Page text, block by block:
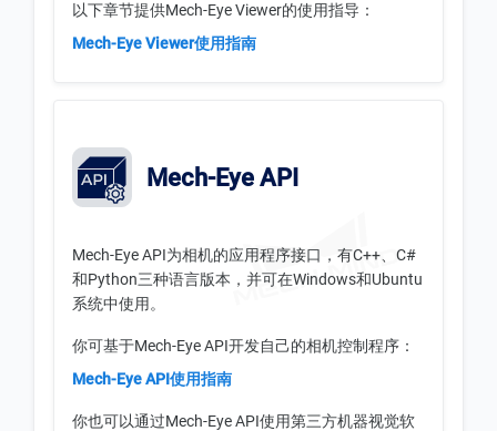
以下章节提供Mech-Eye Viewer的使用指导：
Mech-Eye Viewer使用指南
Mech-Eye API
Mech-Eye API为相机的应用程序接口，有C++、C#
和Python三种语言版本，并可在Windows和Ubuntu
系统中使用。
你可基于Mech-Eye API开发自己的相机控制程序：
Mech-Eye API使用指南
你也可以通过Mech-Eye API使用第三方机器视觉软